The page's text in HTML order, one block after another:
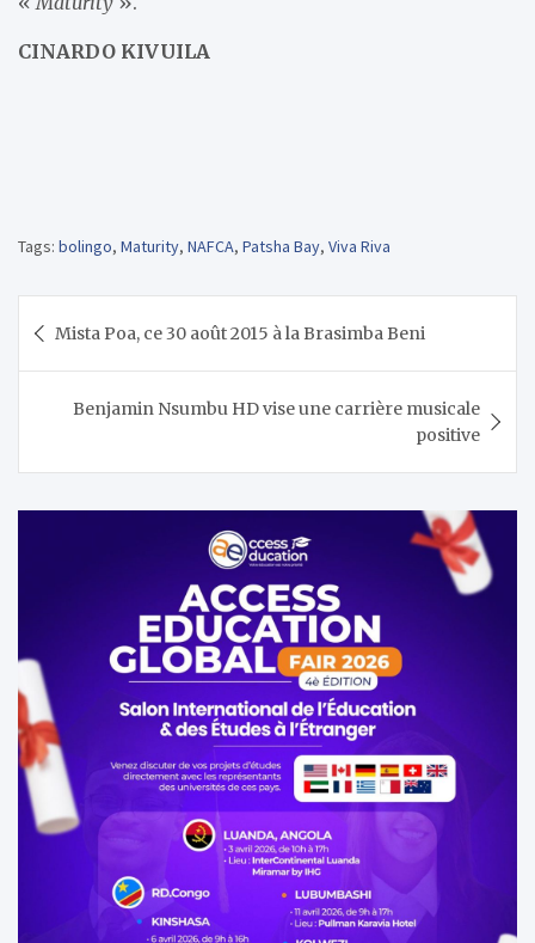
CINARDO KIVUILA
Tags: bolingo, Maturity, NAFCA, Patsha Bay, Viva Riva
de Mista Poa, ce 30 août 2015 à la Brasimba Beni
Benjamin Nsumbu HD vise une carrière musicale
positive